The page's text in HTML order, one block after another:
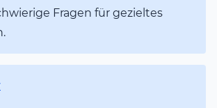
Fragen für gezieltes